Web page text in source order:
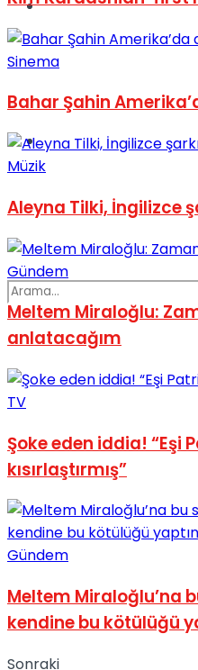
Spor
Podcast
View All Result
Sinema
Bahar Şahin
Müzik
Aleyna Tilki, İngilizce
Gündem
Meltem Miraloğlu:
anlatacağım
TV
Şoke eden iddia! “Eşi
kısırlaştırmış”
Gündem
Meltem Miraloğlu’na
kendine bu kötülüğü
Sonraki